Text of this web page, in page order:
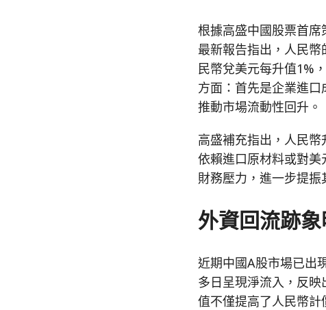
根據高盛中國股票首
最新報告指出，人民
民幣兌美元每升值1%
方面：首先是企業進口
推動市場流動性回升。
高盛補充指出，人民
依賴進口原材料或對
財務壓力，進一步提振
外資回流跡
近期中國A股市場已出
多日呈現淨流入，反
值不僅提高了人民幣